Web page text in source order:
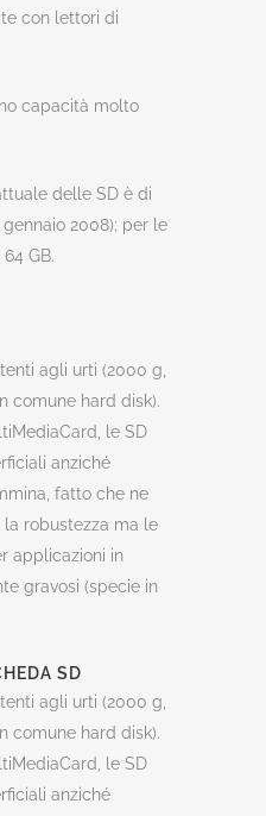
con lettori di
capacità molto
delle SD è di
gennaio 2008); per le
GB.
agli urti (2000 g,
comune hard disk).
le SD
anziché
fatto che ne
robustezza ma le
applicazioni in
gravosi (specie in
SD
agli urti (2000 g,
comune hard disk).
le SD
anziché